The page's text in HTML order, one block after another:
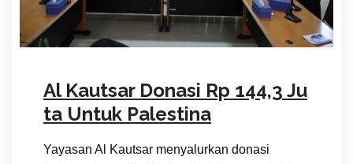
Al Kautsar Donasi Rp 144,3 Ju
ta Untuk Palestina
Yayasan Al Kautsar menyalurkan donasi